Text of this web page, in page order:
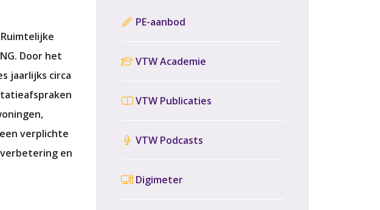
Door het
jaarlijks circa
verplichte
en
PE-aanbod
VTW Academie
VTW Publicaties
VTW Podcasts
Digimeter